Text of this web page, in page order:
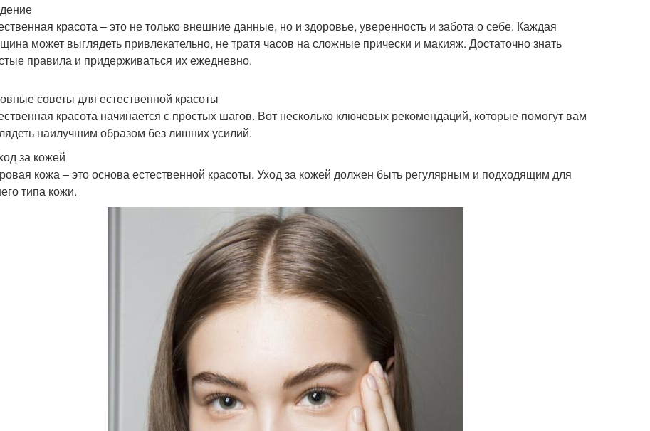
красота – это не только внешние данные, но и здоровье, уверенность и забота о себе. Каждая
может выглядеть привлекательно, не тратя часов на сложные прически и макияж. Достаточно знать
правила и придерживаться их ежедневно.
советы для естественной красоты
красота начинается с простых шагов. Вот несколько ключевых рекомендаций, которые помогут вам
наилучшим образом без лишних усилий.
за кожей
кожа – это основа естественной красоты. Уход за кожей должен быть регулярным и подходящим для
типа кожи.